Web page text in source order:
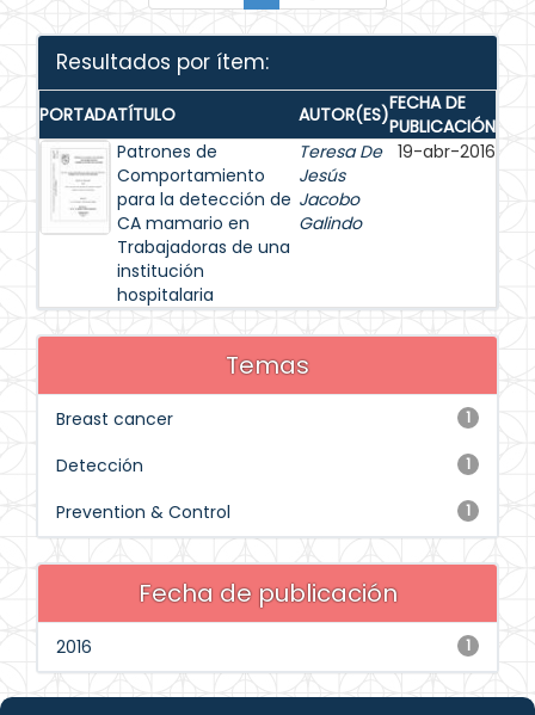
Resultados por ítem:
PORTADATÍTULO AUTOR(ES)FECHA DE
PUBLICACIÓN
Patrones de
Comportamiento
para la detección de
CA mamario en
Trabajadoras de una
institución
hospitalaria
Teresa De
Jesús
Jacobo
Galindo
19-abr-2016
Temas
1
Breast cancer
1
Detección
1
Prevention & Control
Fecha de publicación
1
2016